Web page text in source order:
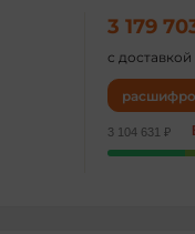
3 179
с
3 104 631 ₽